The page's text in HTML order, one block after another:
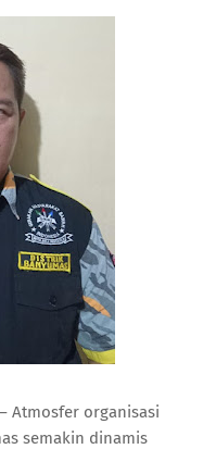
Atmosfer organisasi
semakin dinamis